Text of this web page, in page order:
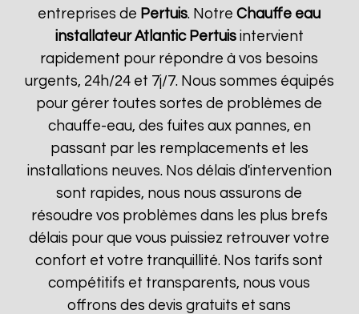
entreprises de Pertuis. NotreChauffe eau
installateur Atlantic Pertuisintervient
rapidement pour répondre à vos besoins
urgents, 24h/24 et 7j/7. Nous sommes équipés
pour gérer toutes sortes de problèmes de
chauffe-eau, des fuites aux pannes, en
passant par les remplacements et les
installations neuves. Nos délais d'intervention
sont rapides, nous nous assurons de
résoudre vos problèmes dans les plus brefs
délais pour que vous puissiez retrouver votre
confort et votre tranquillité. Nos tarifs sont
compétitifs et transparents, nous vous
offrons des devis gratuits et sans